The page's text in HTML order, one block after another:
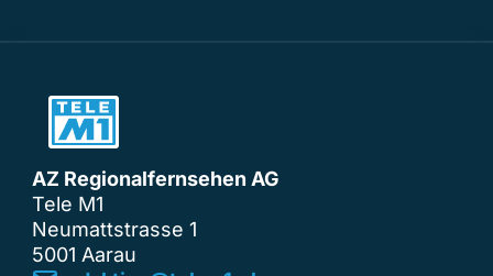
AZ Regionalfernsehen AG
Tele M1
Neumattstrasse 1
5001 Aarau